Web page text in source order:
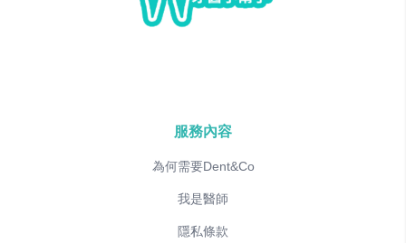
服務內容
為何需要Dent&Co
我是醫師
隱私條款